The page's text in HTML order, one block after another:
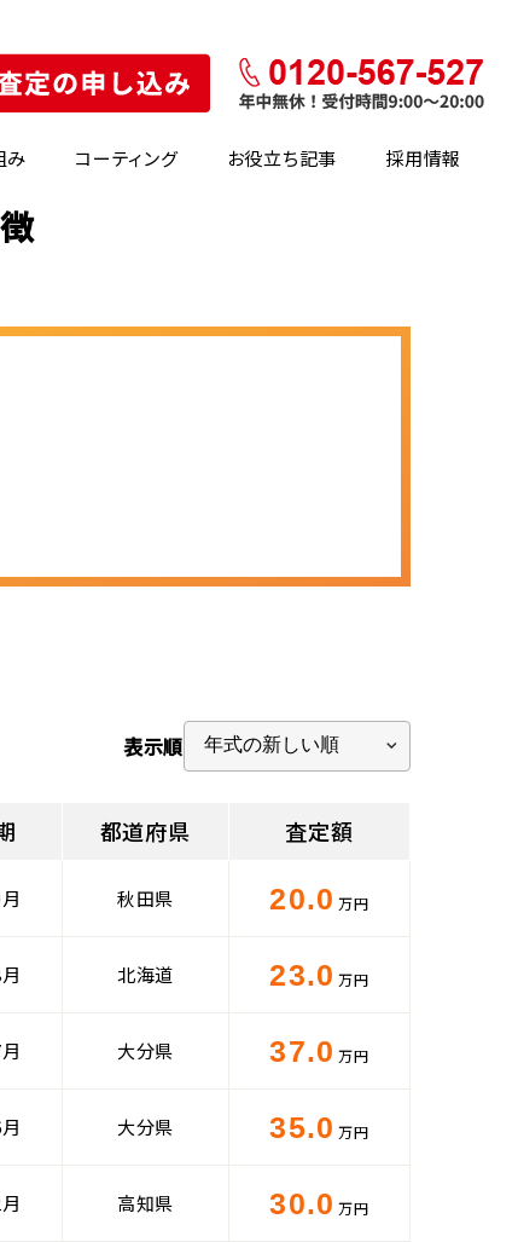
み コーティング お役立ち記事 採用情報
表示順
都道府県 査定額
秋田県 20.0 万円
北海道 23.0 万円
大分県 37.0 万円
大分県 35.0 万円
高知県 30.0 万円